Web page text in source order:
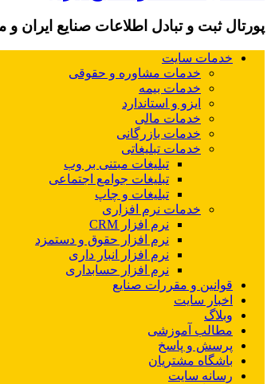
پورتال ثبت و تبادل اطلاعات صنایع ایران
خدمات سایت
خدمات مشاوره و حقوقی
خدمات بیمه
ایزو و استاندارد
خدمات مالی
خدمات بازرگانی
خدمات تبلیغاتی
تبلیغات مبتنی بر وب
تبلیغات جوامع اجتماعی
تبلیغات و چاپ
خدمات نرم افزاری
نرم افزار CRM
نرم افزار حقوق و دستمزد
نرم افزار انبار داری
نرم افزار حسابداری
قوانین و مقررات صنایع
اخبار سایت
وبلاگ
مطالب آموزشی
پرسش و پاسخ
باشگاه مشتریان
رسانه سایت